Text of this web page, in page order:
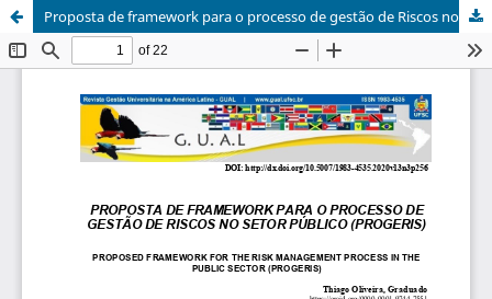
Proposta de framework para o processo de gestão de Riscos no setor Público (PROGERIS)